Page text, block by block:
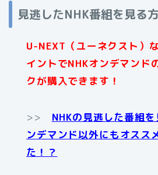
見逃したNHK番組を見る
U-NEXT（ユーネクスト）
イントでNHKオンデマンド
クが購入できます！
>> NHKの見逃した番組
ンデマンド以外にもオスス
た！？